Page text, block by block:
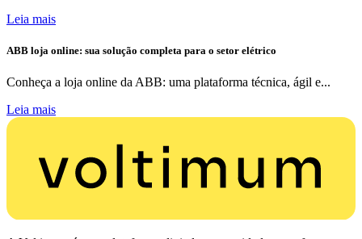
Leia mais
ABB loja online: sua solução completa para o setor elétrico
Conheça a loja online da ABB: uma plataforma técnica, ágil e...
Leia mais